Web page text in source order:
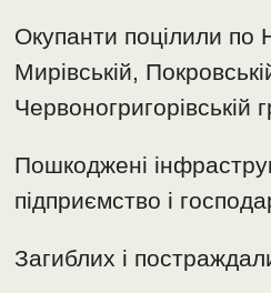
Окупанти поцілили по
Мирівській,
Червоногригорівській
Пошкоджені
підприємство і
Загиблих і